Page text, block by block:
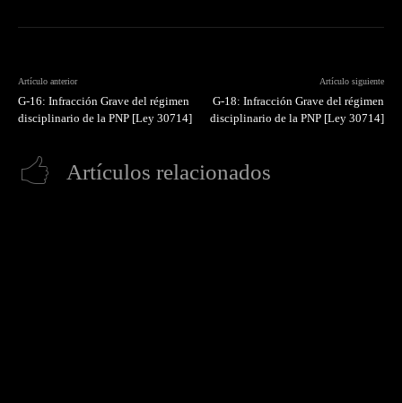
Artículo anterior
G-16: Infracción Grave del régimen
disciplinario de la PNP [Ley 30714]
Artículo siguiente
G-18: Infracción Grave del régimen
disciplinario de la PNP [Ley 30714]
Artículos relacionados